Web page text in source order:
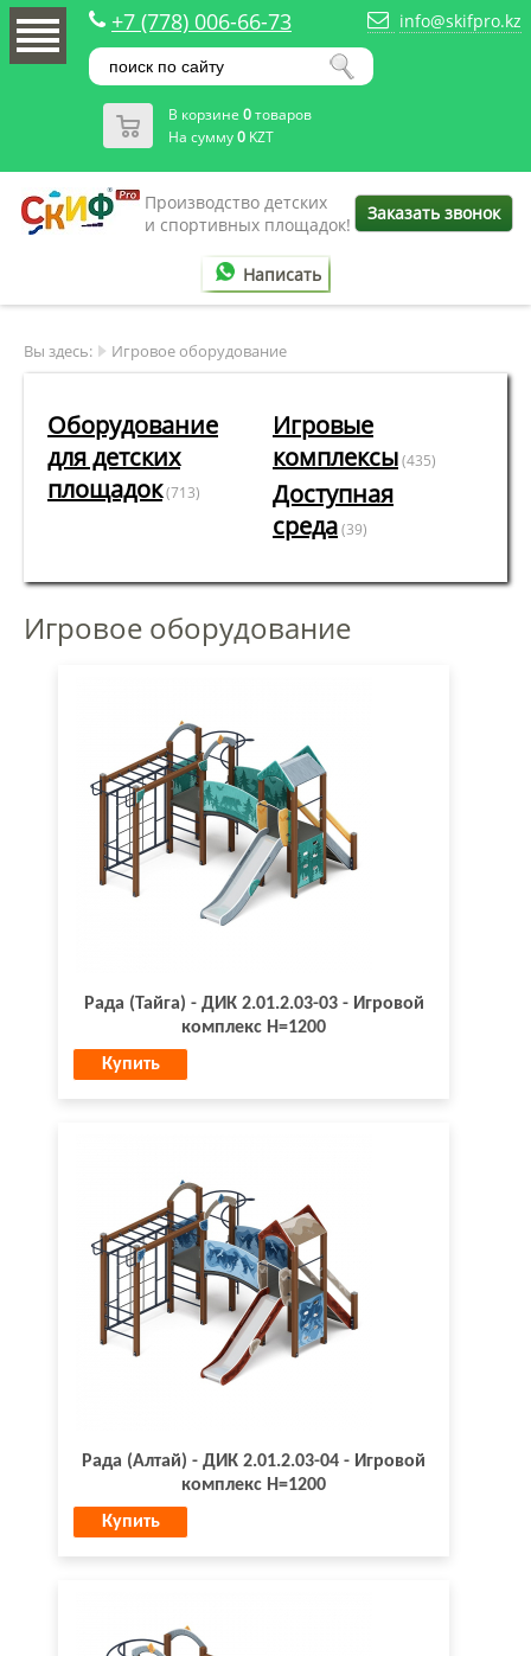
+7 (778) 006-66-73 info@skifpro.kz
В корзине 0товаров
На сумму0 KZT
Производство детских
и спортивных площадок!
Заказать звонок
Написать
Вы здесь: Игровое оборудование
Оборудование
для детских
площадок(713)
Игровые
комплексы(435)
Доступная
среда(39)
Игровое оборудование
Рада (Тайга) - ДИК 2.01.2.03-03 - Игровой
комплекс H=1200
Купить
Рада (Алтай) - ДИК 2.01.2.03-04 - Игровой
комплекс H=1200
Купить